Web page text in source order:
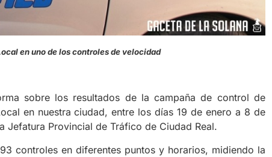
en uno de los controles de velocidad
sobre los resultados de la campaña de control de
en nuestra ciudad, entre los días 19 de enero a 8 de
Provincial de Tráfico de Ciudad Real.
controles en diferentes puntos y horarios, midiendo la